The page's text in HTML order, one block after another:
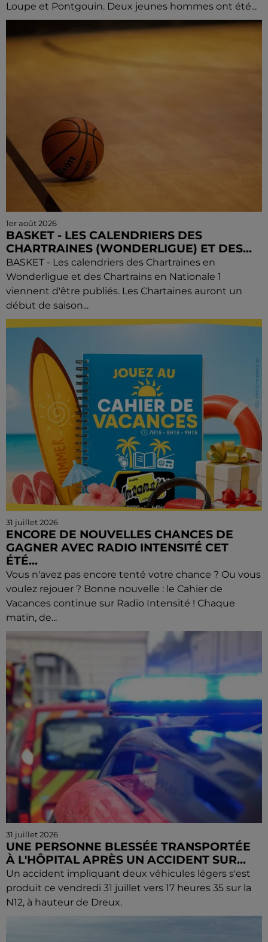
Loupe et Pontgouin. Deux jeunes hommes ont été...
1er août 2026
BASKET - LES CALENDRIERS DES
CHARTRAINES (WONDERLIGUE) ET DES...
BASKET - Les calendriers des Chartraines en
Wonderligue et des Chartrains en Nationale 1
viennent d'être publiés. Les Chartaines auront un
début de saison...
31 juillet 2026
ENCORE DE NOUVELLES CHANCES DE
GAGNER AVEC RADIO INTENSITÉ CET
ÉTÉ...
Vous n'avez pas encore tenté votre chance ? Ou vous
voulez rejouer ? Bonne nouvelle : le Cahier de
Vacances continue sur Radio Intensité ! Chaque
matin, de...
31 juillet 2026
UNE PERSONNE BLESSÉE TRANSPORTÉE
À L'HÔPITAL APRÈS UN ACCIDENT SUR...
Un accident impliquant deux véhicules légers s'est
produit ce vendredi 31 juillet vers 17 heures 35 sur la
N12, à hauteur de Dreux.